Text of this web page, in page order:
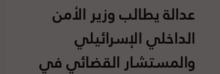
عدالة يطالب وزير الأمن
الداخلي الإسرائيلي
والمستشار القضائي في